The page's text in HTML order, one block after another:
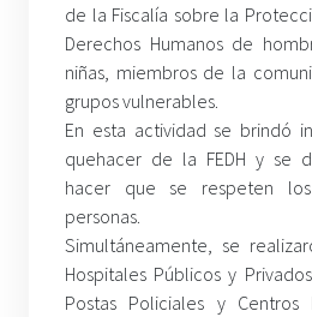
de la Fiscalía sobre la
Derechos Humanos de
niñas, miembros de la
grupos vulnerables.
En esta actividad se brindó
quehacer de la FEDH y se
hacer que se respeten
personas.
Simultáneamente, se
Hospitales Públicos y
Postas Policiales y Centros